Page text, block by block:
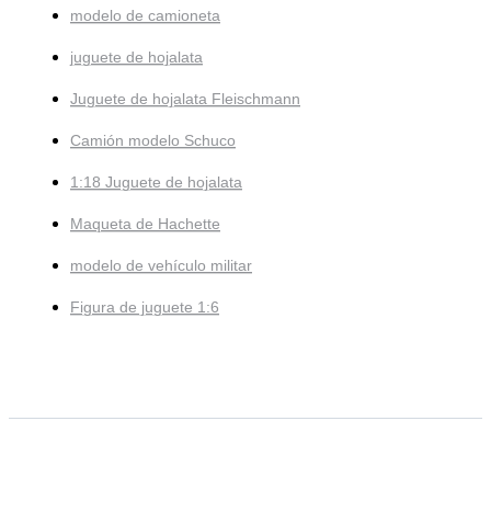
modelo de camioneta
juguete de hojalata
Juguete de hojalata Fleischmann
Camión modelo Schuco
1:18 Juguete de hojalata
Maqueta de Hachette
modelo de vehículo militar
Figura de juguete 1:6